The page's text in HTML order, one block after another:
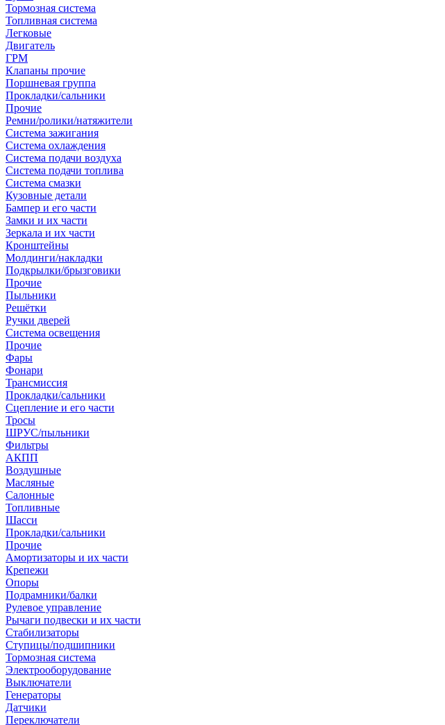
Тормозная система
Топливная система
Легковые
Двигатель
ГРМ
Клапаны прочие
Поршневая группа
Прокладки/сальники
Прочие
Ремни/ролики/натяжители
Система зажигания
Система охлаждения
Система подачи воздуха
Система подачи топлива
Система смазки
Кузовные детали
Бампер и его части
Замки и их части
Зеркала и их части
Кронштейны
Молдинги/накладки
Подкрылки/брызговики
Прочие
Пыльники
Решётки
Ручки дверей
Система освещения
Прочие
Фары
Фонари
Трансмиссия
Прокладки/сальники
Сцепление и его части
Тросы
ШРУС/пыльники
Фильтры
АКПП
Воздушные
Масляные
Салонные
Топливные
Шасси
Прокладки/сальники
Прочие
Амортизаторы и их части
Крепежи
Опоры
Подрамники/балки
Рулевое управление
Рычаги подвески и их части
Стабилизаторы
Ступицы/подшипники
Тормозная система
Электрооборудование
Выключатели
Генераторы
Датчики
Переключатели